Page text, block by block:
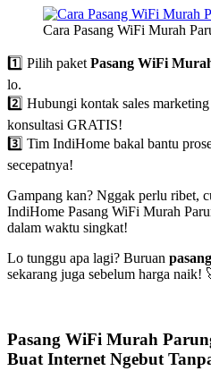
Cara Pasang WiFi Murah
1️⃣ Pilih paket Pasang WiFi
lo.
2️⃣ Hubungi kontak sales
konsultasi GRATIS!
3️⃣ Tim IndiHome bakal bantu
secepatnya!
Gampang kan? Nggak perlu ribet,
IndiHome Pasang WiFi Murah
dalam waktu singkat!
Lo tunggu apa lagi? Buruan
sekarang juga sebelum harga naik!
Pasang WiFi Murah
Buat Internet Ngebut